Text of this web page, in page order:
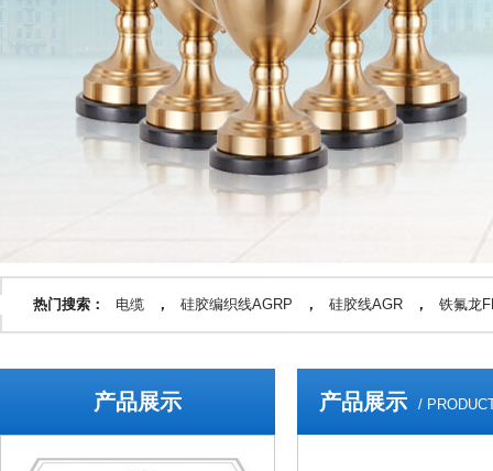
热门搜索： 电缆 ， 硅胶编织线AGRP ， 硅胶线AGR ， 铁氟龙
产品展示 产品展示 /